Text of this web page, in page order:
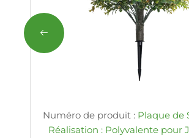
Numéro de produit : Plaque de
Réalisation : Polyvalente pour